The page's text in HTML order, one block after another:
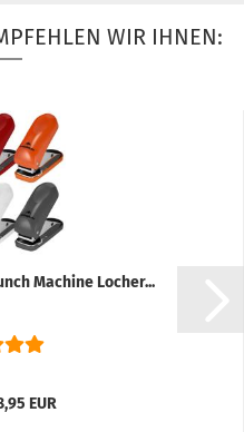
WIR IHNEN:
Machine Locher...
EUR